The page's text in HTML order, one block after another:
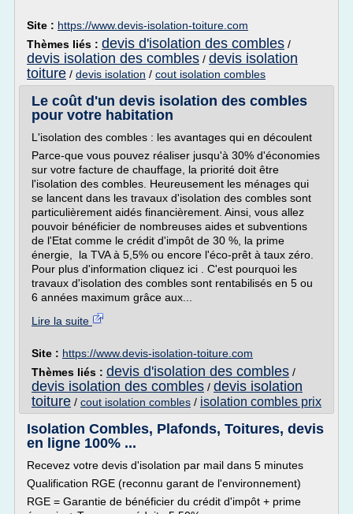
Site : https://www.devis-isolation-toiture.com
Thèmes liés : devis d'isolation des combles /
devis isolation des combles / devis isolation
toiture / devis isolation / cout isolation combles
Le coût d'un devis isolation des combles
pour votre habitation
L'isolation des combles : les avantages qui en découlent
Parce-que vous pouvez réaliser jusqu'à 30% d'économies
sur votre facture de chauffage, la priorité doit être
l'isolation des combles. Heureusement les ménages qui
se lancent dans les travaux d'isolation des combles sont
particulièrement aidés financièrement. Ainsi, vous allez
pouvoir bénéficier de nombreuses aides et subventions
de l'Etat comme le crédit d'impôt de 30 %, la prime
énergie, la TVA à 5,5% ou encore l'éco-prêt à taux zéro.
Pour plus d'information cliquez ici . C'est pourquoi les
travaux d'isolation des combles sont rentabilisés en 5 ou
6 années maximum grâce aux...
Lire la suite
Site : https://www.devis-isolation-toiture.com
Thèmes liés : devis d'isolation des combles /
devis isolation des combles / devis isolation
toiture / cout isolation combles / isolation combles prix
Isolation Combles, Plafonds, Toitures, devis
en ligne 100% ...
Recevez votre devis d'isolation par mail dans 5 minutes
Qualification RGE (reconnu garant de l'environnement)
RGE = Garantie de bénéficier du crédit d'impôt + prime